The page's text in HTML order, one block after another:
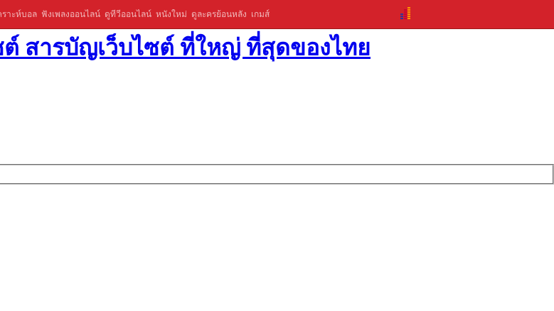
ราะห์บอล ฟังเพลงออนไลน์ ดูทีวีออนไลน์ หนังใหม่ ดูละครย้อนหลัง เกมส์
สารบัญเว็บไซต์ ที่ใหญ่ ที่สุดของไทย